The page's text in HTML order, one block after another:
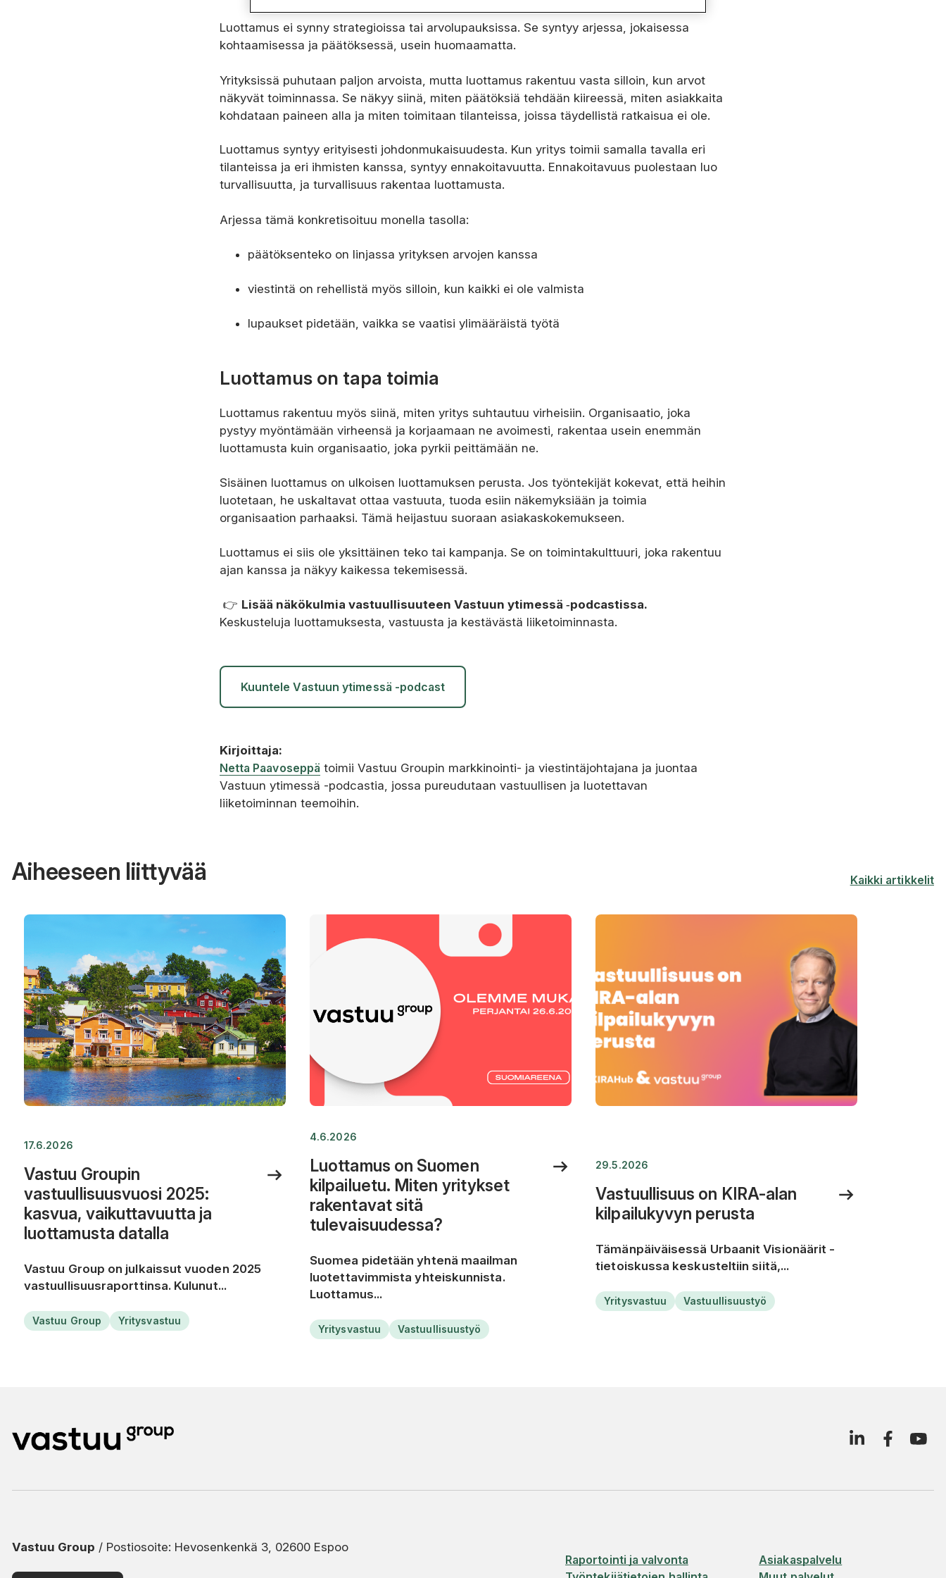
Luottamus ei synny strategioissa tai arvolupauksissa. Se syntyy arjessa, jokaisessa
kohtaamisessa ja päätöksessä, usein huomaamatta.
Yrityksissä puhutaan paljon arvoista, mutta luottamus rakentuu vasta silloin, kun arvot
näkyvät toiminnassa. Se näkyy siinä, miten päätöksiä tehdään kiireessä, miten asiakkaita
kohdataan paineen alla ja miten toimitaan tilanteissa, joissa täydellistä ratkaisua ei ole.
Luottamus syntyy erityisesti johdonmukaisuudesta. Kun yritys toimii samalla tavalla eri
tilanteissa ja eri ihmisten kanssa, syntyy ennakoitavuutta. Ennakoitavuus puolestaan luo
turvallisuutta, ja turvallisuus rakentaa luottamusta.
Arjessa tämä konkretisoituu monella tasolla:
päätöksenteko on linjassa yrityksen arvojen kanssa
viestintä on rehellistä myös silloin, kun kaikki ei ole valmista
lupaukset pidetään, vaikka se vaatisi ylimääräistä työtä
Luottamus on tapa toimia
Luottamus rakentuu myös siinä, miten yritys suhtautuu virheisiin. Organisaatio, joka
pystyy myöntämään virheensä ja korjaamaan ne avoimesti, rakentaa usein enemmän
luottamusta kuin organisaatio, joka pyrkii peittämään ne.
Sisäinen luottamus on ulkoisen luottamuksen perusta. Jos työntekijät kokevat, että heihin
luotetaan, he uskaltavat ottaa vastuuta, tuoda esiin näkemyksiään ja toimia
organisaation parhaaksi. Tämä heijastuu suoraan asiakaskokemukseen.
Luottamus ei siis ole yksittäinen teko tai kampanja. Se on toimintakulttuuri, joka rakentuu
ajan kanssa ja näkyy kaikessa tekemisessä.
👉 Lisää näkökulmia vastuullisuuteen Vastuun ytimessä ‑podcastissa.
Keskusteluja luottamuksesta, vastuusta ja kestävästä liiketoiminnasta.
Kuuntele Vastuun ytimessä -podcast
Kirjoittaja:
Netta Paavoseppä toimii Vastuu Groupin markkinointi- ja viestintäjohtajana ja juontaa
Vastuun ytimessä -podcastia, jossa pureudutaan vastuullisen ja luotettavan
liiketoiminnan teemoihin.
Aiheeseen liittyvää Kaikki artikkelit
17.6.2026
Vastuu Groupin
vastuullisuusvuosi 2025:
kasvua, vaikuttavuutta ja
luottamusta datalla
Vastuu Group on julkaissut vuoden 2025
vastuullisuusraporttinsa. Kulunut...
Vastuu Group Yritysvastuu
4.6.2026
Luottamus on Suomen
kilpailuetu. Miten yritykset
rakentavat sitä
tulevaisuudessa?
Suomea pidetään yhtenä maailman
luotettavimmista yhteiskunnista.
Luottamus...
Yritysvastuu Vastuullisuustyö
29.5.2026
Vastuullisuus on KIRA-alan
kilpailukyvyn perusta
Tämänpäiväisessä Urbaanit Visionäärit -
tietoiskussa keskusteltiin siitä,...
Yritysvastuu Vastuullisuustyö
Vastuu Group / Postiosoite: Hevosenkenkä 3, 02600 Espoo
Raportointi ja valvonta
Asiakaspalvelu